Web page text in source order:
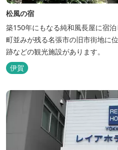
松風の宿
築150年にもなる純和風長屋に宿
町並みが残る名張市の旧市街地に
跡などの観光施設があります。
伊賀